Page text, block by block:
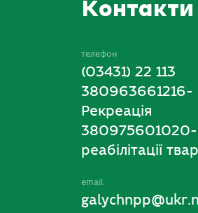
Контакти
телефон
(03431) 22 113
380963661216-
Рекреація
реабілітації
email